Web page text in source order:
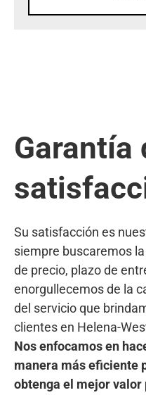
Garantía
Su satisfacción es
siempre buscaremos
de precio, plazo de
enorgullecemos de la
del servicio que
clientes en Helena-
Nos enfocamos en
manera más eficiente
obtenga el mejor valor